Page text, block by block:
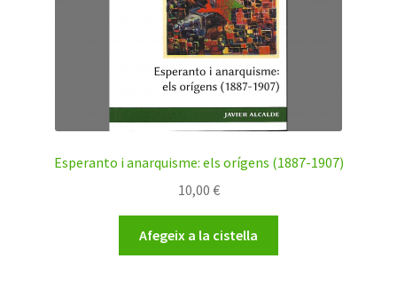
Esperanto i anarquisme: els orígens (1887-1907)
10,00 €
Afegeix a la cistella